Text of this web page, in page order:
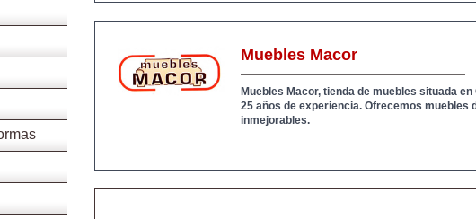
Muebles Macor
Muebles Macor, tienda de muebles situada
25 años de experiencia. Ofrecemos muebles
inmejorables.